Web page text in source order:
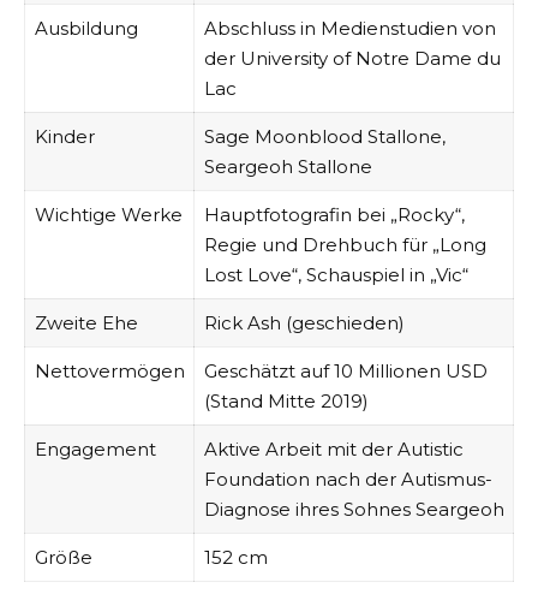
Ausbildung
Abschluss in Medienstudien von
der University of Notre Dame du
Lac
Kinder
Sage Moonblood Stallone,
Seargeoh Stallone
Wichtige Werke
Hauptfotografin bei „Rocky“,
Regie und Drehbuch für „Long
Lost Love“, Schauspiel in „Vic“
Zweite Ehe Rick Ash (geschieden)
Nettovermögen
Geschätzt auf 10 Millionen USD
(Stand Mitte 2019)
Engagement
Aktive Arbeit mit der Autistic
Foundation nach der Autismus-
Diagnose ihres Sohnes Seargeoh
Größe 152 cm